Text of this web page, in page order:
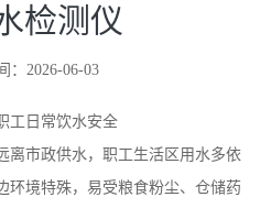
检测仪
：2026-06-03
工日常饮水安全
离市政供水，职工生活区用水多依
环境特殊，易受粮食粉尘、仓储药